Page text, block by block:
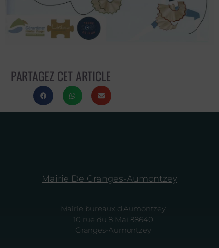
PARTAGEZ CET ARTICLE
Mairie De Granges-Aumontzey
Mairie bureaux d'Aumontzey
10 rue du 8 Mai 88640
Granges-Aumontzey